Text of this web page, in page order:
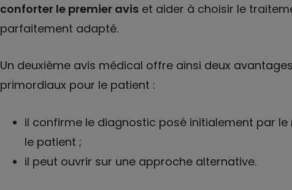
conforter le premier aviset aider à choisir le
parfaitement adapté.
Un deuxième avis médical offre ainsi deux
primordiaux pour le patient :
il confirme le diagnostic posé initialement par
le patient ;
il peut ouvrir sur une approche alternative.